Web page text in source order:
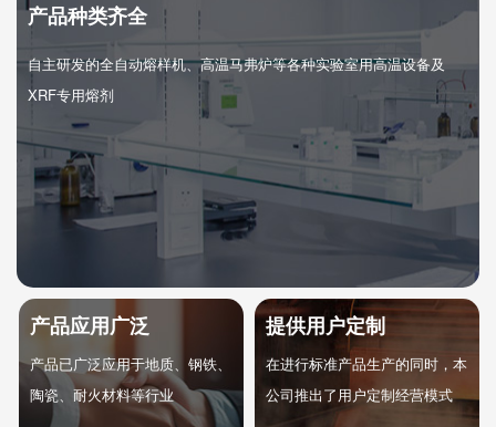
产品种类齐全
自主研发的全自动熔样机、高温马弗炉等各种实验室用高温设备及
XRF专用熔剂
提供用户定制
在进行标准产品生产的同时，本
公司推出了用户定制经营模式
产品应用广泛
产品已广泛应用于地质、钢铁、
陶瓷、耐火材料等行业